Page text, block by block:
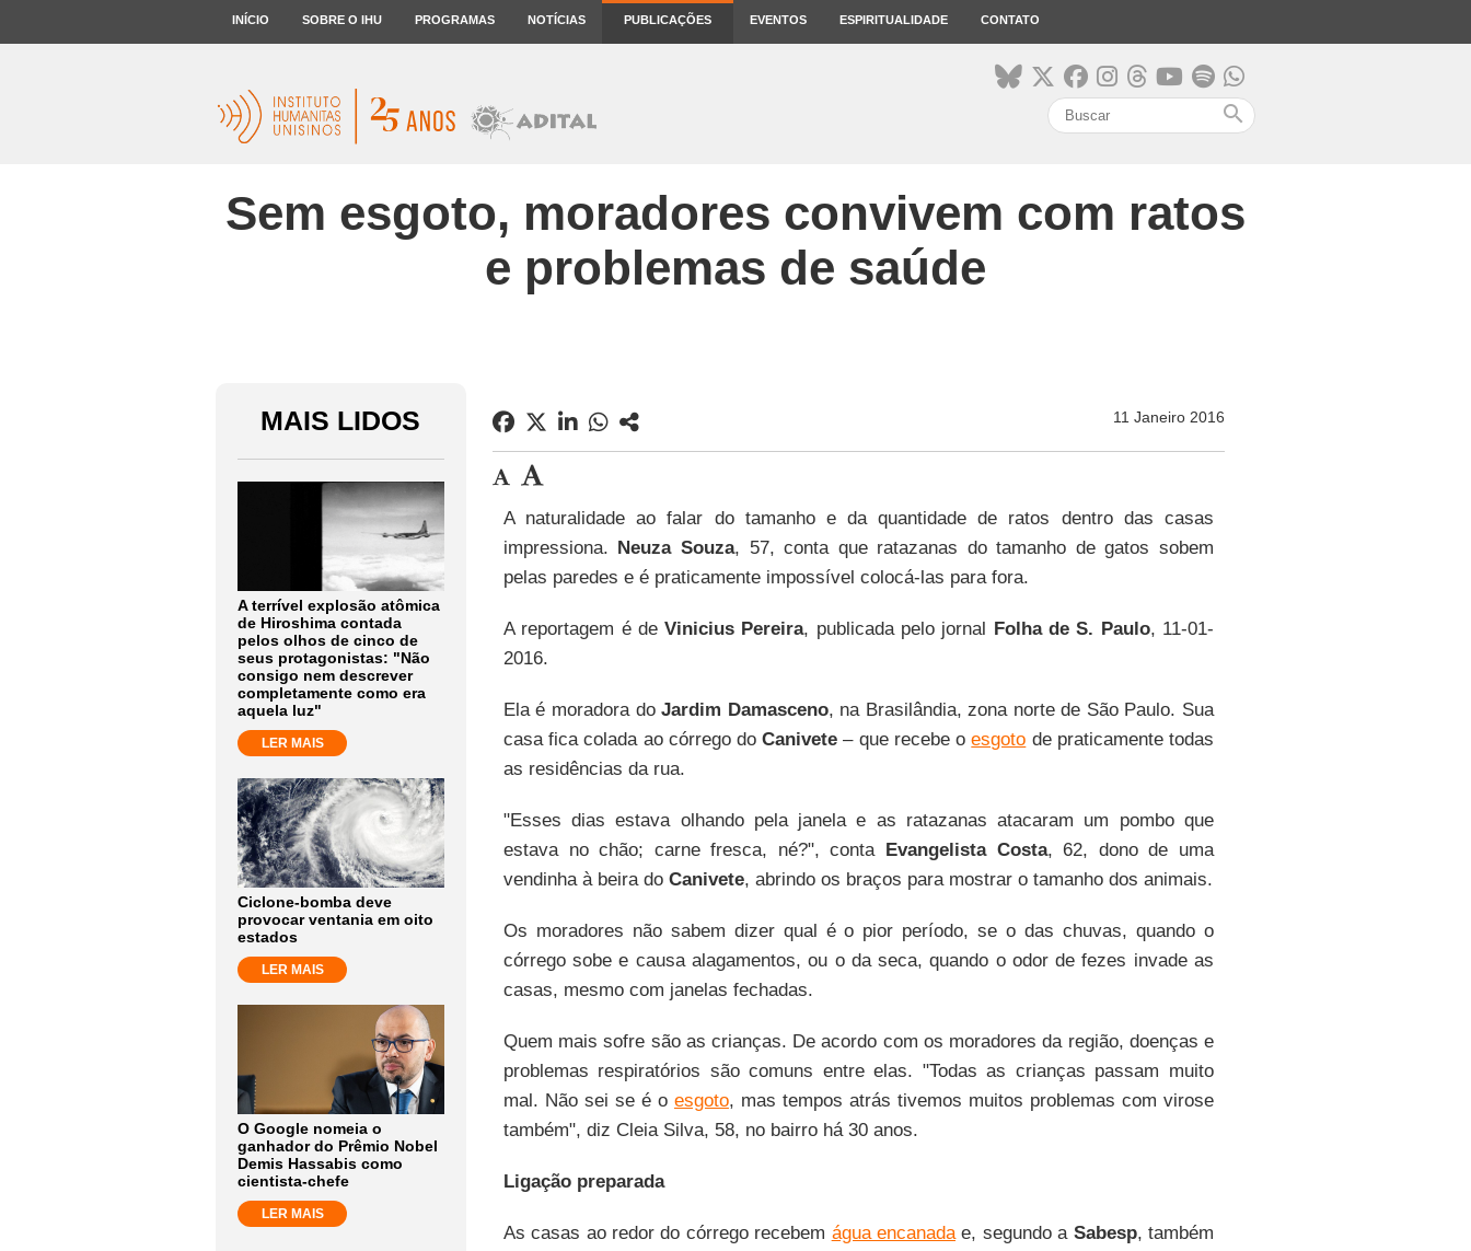
INÍCIO SOBRE O IHU PROGRAMAS NOTÍCIAS PUBLICAÇÕES EVENTOS ESPIRITUALIDADE CONTATO
search
Sem esgoto, moradores convivem com ratos
e problemas de saúde
MAIS LIDOS
A terrível explosão atômica
de Hiroshima contada
pelos olhos de cinco de
seus protagonistas: "Não
consigo nem descrever
completamente como era
aquela luz"
LER MAIS
Ciclone-bomba deve
provocar ventania em oito
estados
LER MAIS
O Google nomeia o
ganhador do Prêmio Nobel
Demis Hassabis como
cientista-chefe
LER MAIS
11 Janeiro 2016
A naturalidade ao falar do tamanho e da quantidade de ratos dentro das casas
impressiona. Neuza Souza, 57, conta que ratazanas do tamanho de gatos sobem
pelas paredes e é praticamente impossível colocá-las para fora.
A reportagem é deVinicius Pereira, publicada pelo jornal Folha de S. Paulo, 11-01-
2016.
Ela é moradora doJardim Damasceno, na Brasilândia, zona norte de São Paulo. Sua
casa fica colada ao córrego doCanivete – que recebe oesgoto de praticamente todas
as residências da rua.
"Esses dias estava olhando pela janela e as ratazanas atacaram um pombo que
estava no chão; carne fresca, né?", conta Evangelista Costa, 62, dono de uma
vendinha à beira do Canivete, abrindo os braços para mostrar o tamanho dos animais.
Os moradores não sabem dizer qual é o pior período, se o das chuvas, quando o
córrego sobe e causa alagamentos, ou o da seca, quando o odor de fezes invade as
casas, mesmo com janelas fechadas.
Quem mais sofre são as crianças. De acordo com os moradores da região, doenças e
problemas respiratórios são comuns entre elas. "Todas as crianças passam muito
mal. Não sei se é o esgoto, mas tempos atrás tivemos muitos problemas com virose
também", diz Cleia Silva, 58, no bairro há 30 anos.
Ligação preparada
As casas ao redor do córrego recebem água encanadae, segundo a Sabesp, também